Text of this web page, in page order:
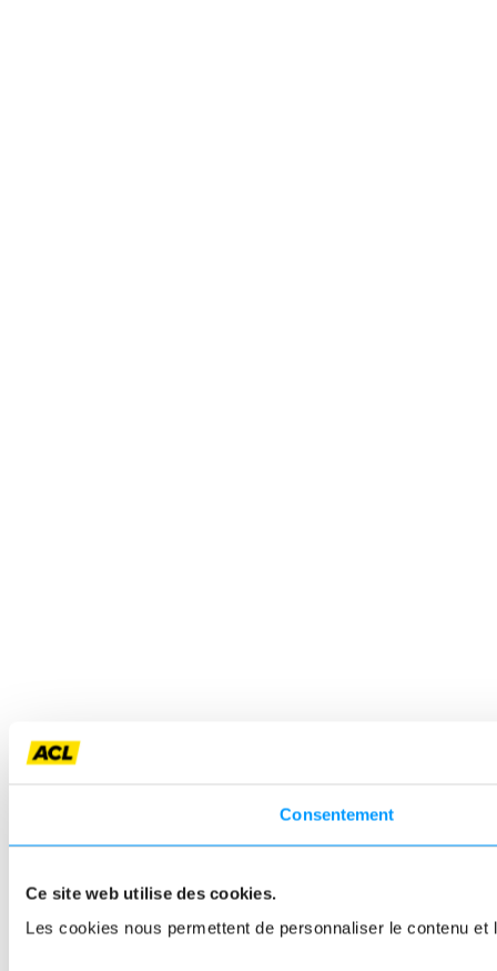
Consentement
Ce site web utilise des cookies.
Les cookies nous permettent de personnaliser le contenu